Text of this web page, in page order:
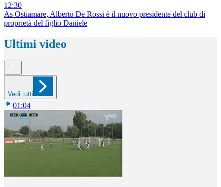
12:30
As Ostiamare, Alberto De Rossi è il nuovo presidente del club di
proprietà del figlio Daniele
Ultimi video
Vedi tutti
01:04